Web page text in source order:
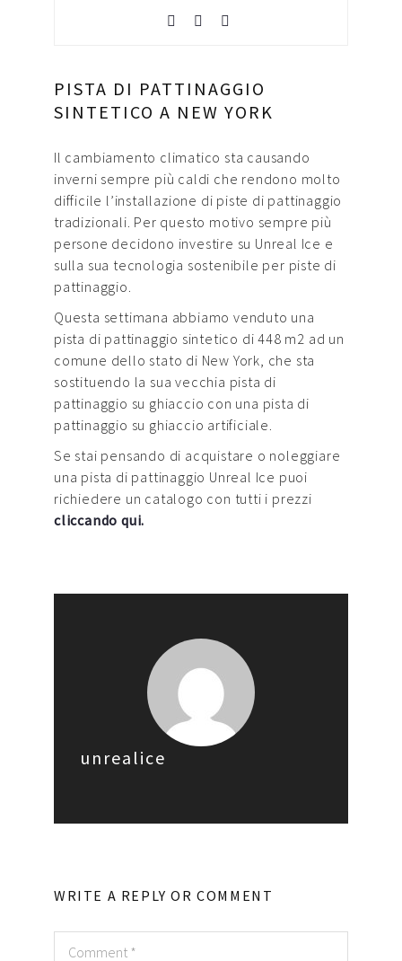
PISTA DI PATTINAGGIO
SINTETICO A NEW YORK
Il cambiamento climatico sta causando
inverni sempre più caldi che rendono molto
difficile l’installazione di piste di pattinaggio
tradizionali. Per questo motivo sempre più
persone decidono investire su Unreal Ice e
sulla sua tecnologia sostenibile per piste di
pattinaggio.
Questa settimana abbiamo venduto una
pista di pattinaggio sintetico di 448 m2 ad un
comune dello stato di New York, che sta
sostituendo la sua vecchia pista di
pattinaggio su ghiaccio con una pista di
pattinaggio su ghiaccio artificiale.
Se stai pensando di acquistare o noleggiare
una pista di pattinaggio Unreal Ice puoi
richiedere un catalogo con tutti i prezzi
cliccando qui.
unrealice
WRITE A REPLY OR COMMENT